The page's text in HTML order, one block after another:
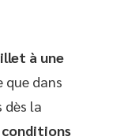
à une
que dans
dès la
conditions